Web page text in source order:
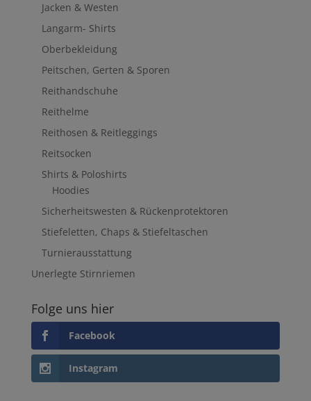
Jacken & Westen
Langarm- Shirts
Oberbekleidung
Peitschen, Gerten & Sporen
Reithandschuhe
Reithelme
Reithosen & Reitleggings
Reitsocken
Shirts & Poloshirts
Hoodies
Sicherheitswesten & Rückenprotektoren
Stiefeletten, Chaps & Stiefeltaschen
Turnierausstattung
Unerlegte Stirnriemen
Folge uns hier
Facebook
Instagram